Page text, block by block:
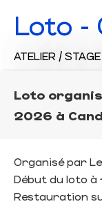
Loto -
ATELIER / STAGE
Loto
2026 à
Organisé par
Début du loto à
Restauration